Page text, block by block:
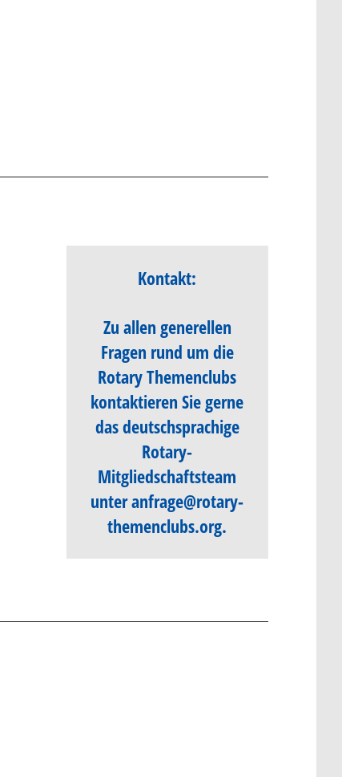
Kontakt:
Zu allen generellen
Fragen rund um die
Rotary Themenclubs
kontaktieren Sie gerne
das deutschsprachige
Rotary-
Mitgliedschaftsteam
unteranfrage@rotary-
themenclubs.org.